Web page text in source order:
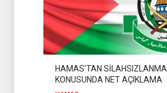
HAMAS'TAN SİLAHSIZLANMA
KONUSUNDA NET AÇIKLAMA